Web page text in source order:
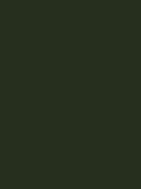
är
och
bra